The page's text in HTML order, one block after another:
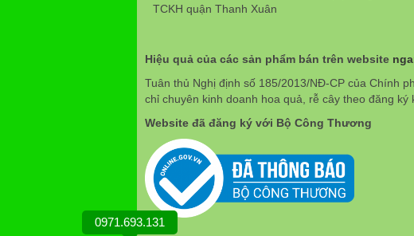
TCKH quận Thanh Xuân
Hiệu quả của các sản phẩm bán trên website
Tuân thủ Nghị định số 185/2013/NĐ-CP của Chính
chỉ chuyên kinh doanh hoa quả, rễ cây theo đăng
Website đã đăng ký với Bộ Công Thương
0971.693.131